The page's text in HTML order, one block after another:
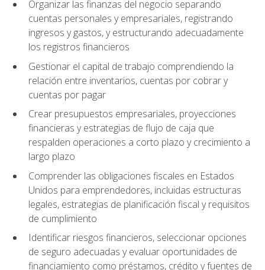
Organizar las finanzas del negocio separando
cuentas personales y empresariales, registrando
ingresos y gastos, y estructurando adecuadamente
los registros financieros
Gestionar el capital de trabajo comprendiendo la
relación entre inventarios, cuentas por cobrar y
cuentas por pagar
Crear presupuestos empresariales, proyecciones
financieras y estrategias de flujo de caja que
respalden operaciones a corto plazo y crecimiento a
largo plazo
Comprender las obligaciones fiscales en Estados
Unidos para emprendedores, incluidas estructuras
legales, estrategias de planificación fiscal y requisitos
de cumplimiento
Identificar riesgos financieros, seleccionar opciones
de seguro adecuadas y evaluar oportunidades de
financiamiento como préstamos, crédito y fuentes de